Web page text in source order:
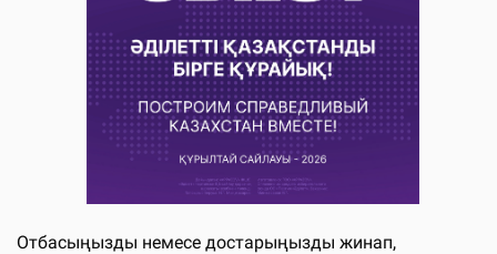
Отбасыңызды немесе достарыңызды жинап,